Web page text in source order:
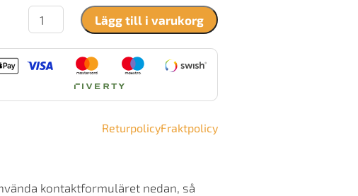
Josef
Davidsson
27
mängd
Lägg till i varukorg
ReturpolicyFraktpolicy
kontaktformuläret nedan, så